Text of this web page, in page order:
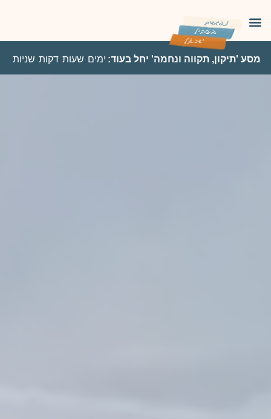
מסע 'תיקון, תקווה ונחמה' יחל בעוד: ימים שעות דקות שניות